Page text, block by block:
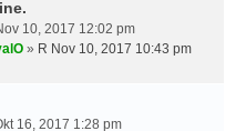
10, 2017 12:02 pm
» R Nov 10, 2017 10:43 pm
16, 2017 1:28 pm